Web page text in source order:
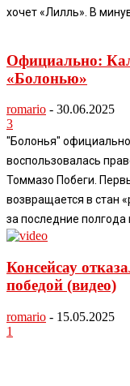
хочет «Лилль». В
Официально:
«Болонью»
romario - 30.06.2025
3
"Болонья" официально
воспользовалась
Томмазо Побеги.
возвращается в стан
за последние полгода
Консейсау
победой (видео)
romario - 15.05.2025
1